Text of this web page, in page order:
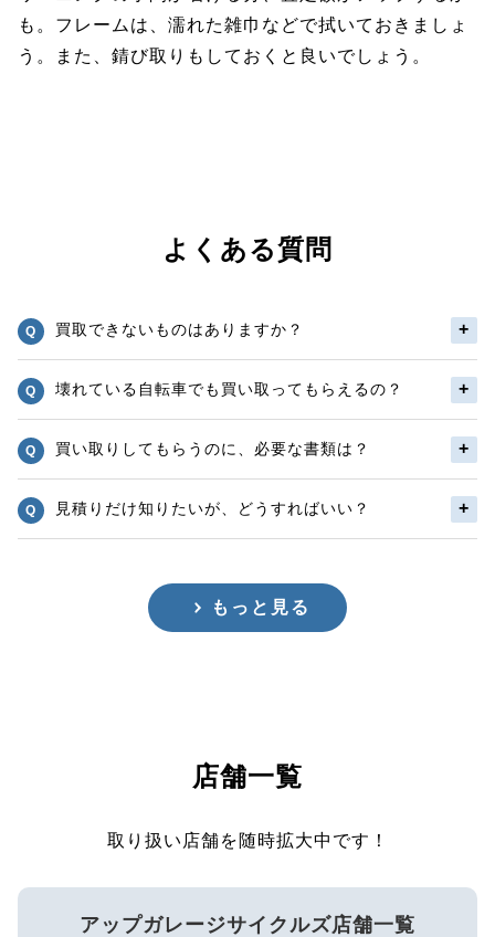
も。フレームは、濡れた雑巾などで拭いておきましょ
う。また、錆び取りもしておくと良いでしょう。
よくある質問
買取できないものはありますか？
壊れている自転車でも買い取ってもらえるの？
買い取りしてもらうのに、必要な書類は？
見積りだけ知りたいが、どうすればいい？
もっと見る
店舗一覧
取り扱い店舗を随時拡大中です！
アップガレージサイクルズ店舗一覧